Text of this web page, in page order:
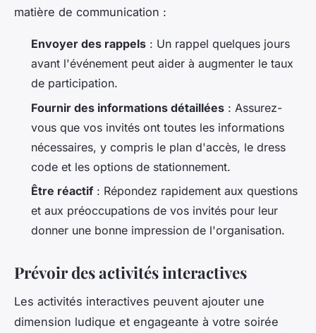
matière de communication :
Envoyer des rappels : Un rappel quelques jours
avant l'événement peut aider à augmenter le taux
de participation.
Fournir des informations détaillées : Assurez-
vous que vos invités ont toutes les informations
nécessaires, y compris le plan d'accès, le dress
code et les options de stationnement.
Être réactif : Répondez rapidement aux questions
et aux préoccupations de vos invités pour leur
donner une bonne impression de l'organisation.
Prévoir des activités interactives
Les activités interactives peuvent ajouter une
dimension ludique et engageante à votre soirée